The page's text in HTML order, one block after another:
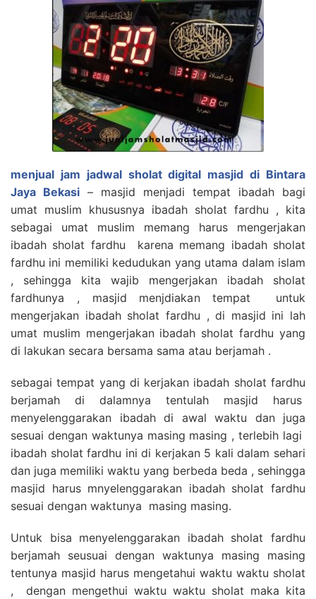
menjual jam jadwal sholat digital masjid di Bintara
Jaya Bekasi – masjid menjadi tempat ibadah bagi
umat muslim khususnya ibadah sholat fardhu , kita
sebagai umat muslim memang harus mengerjakan
ibadah sholat fardhu karena memang ibadah sholat
fardhu ini memiliki kedudukan yang utama dalam islam
, sehingga kita wajib mengerjakan ibadah sholat
fardhunya , masjid menjdiakan tempat untuk
mengerjakan ibadah sholat fardhu , di masjid ini lah
umat muslim mengerjakan ibadah sholat fardhu yang
di lakukan secara bersama sama atau berjamah .
sebagai tempat yang di kerjakan ibadah sholat fardhu
berjamah di dalamnya tentulah masjid harus
menyelenggarakan ibadah di awal waktu dan juga
sesuai dengan waktunya masing masing , terlebih lagi
ibadah sholat fardhu ini di kerjakan 5 kali dalam sehari
dan juga memiliki waktu yang berbeda beda , sehingga
masjid harus mnyelenggarakan ibadah sholat fardhu
sesuai dengan waktunya masing masing.
Untuk bisa menyelenggarakan ibadah sholat fardhu
berjamah seusuai dengan waktunya masing masing
tentunya masjid harus mengetahui waktu waktu sholat
, dengan mengethui waktu waktu sholat maka kita